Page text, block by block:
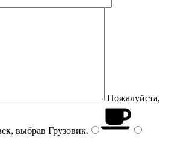
Пожалуйста,
выбрав Грузовик.